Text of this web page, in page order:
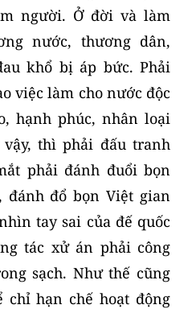
người. Ở đời và làm
nước, thương dân,
khổ bị áp bức. Phải
việc làm cho nước độc
hạnh phúc, nhân loại
thì phải đấu tranh
phải đánh đuổi bọn
đánh đổ bọn Việt gian
tay sai của đế quốc
tác xử án phải công
sạch. Như thế cũng
chỉ hạn chế hoạt động